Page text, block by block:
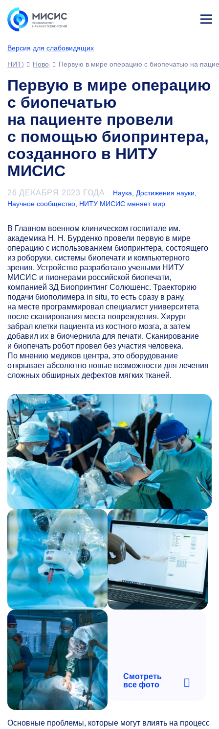
Версия для слабовидящих
ине
НИТУ МИСИС
НовостиПервую в мире операцию с биопечатью на
Первую в мире операцию
с биопечатью
на пациенте провели
с помощью биопринтера,
созданного в НИТУ
МИСИС
26 ДЕКАБРЯ 2023 ГОДА Наука Достижения науки
Научное сообщество НИТУ МИСИС меняет мир
В Главном военном клиническом госпитале им.
академика Н. Н. Бурденко провели первую в мире
операцию с использованием биопринтера, состоящего
из роборуки, системы биопечати и компьютерного
зрения. Устройство разработано учеными НИТУ
МИСИС и пионерами российской биопечати,
компанией 3Д Биопринтинг Солюшенс. Траекторию
подачи биополимера in situ, то есть сразу в рану,
на месте программировал специалист университета
после сканирования места повреждения. Хирург
забрал клетки пациента из костного мозга, а затем
добавил их в биочернила для печати. Сканирование
и биопечать робот провел без участия человека.
По мнению медиков центра, это оборудование
открывает абсолютно новые возможности для лечения
сложных обширных дефектов мягких тканей.
Смотреть
все фото
Основные проблемы, которые могут влиять на процесс